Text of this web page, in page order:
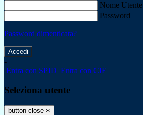
Nome Utente
Password
Password dimenticata?
-
Entra con SPID Entra con CIE
Seleziona utente
button close ×